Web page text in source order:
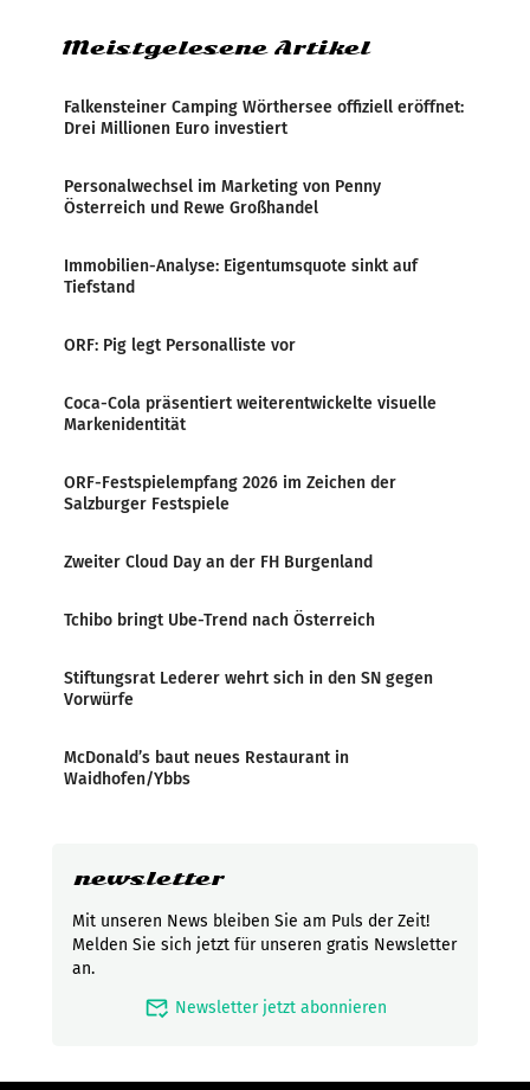
Meistgelesene Artikel
Falkensteiner Camping Wörthersee offiziell eröffnet:
Drei Millionen Euro investiert
Personalwechsel im Marketing von Penny
Österreich und Rewe Großhandel
Immobilien-Analyse: Eigentumsquote sinkt auf
Tiefstand
ORF: Pig legt Personalliste vor
Coca-Cola präsentiert weiterentwickelte visuelle
Markenidentität
ORF-Festspielempfang 2026 im Zeichen der
Salzburger Festspiele
Zweiter Cloud Day an der FH Burgenland
Tchibo bringt Ube-Trend nach Österreich
Stiftungsrat Lederer wehrt sich in den SN gegen
Vorwürfe
McDonald’s baut neues Restaurant in
Waidhofen/Ybbs
newsletter
Mit unseren News bleiben Sie am Puls der Zeit!
Melden Sie sich jetzt für unseren gratis Newsletter
an.
mark_email_read Newsletter jetzt abonnieren